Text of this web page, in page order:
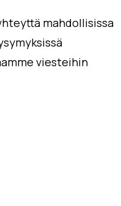
mahdollisissa
viesteihin